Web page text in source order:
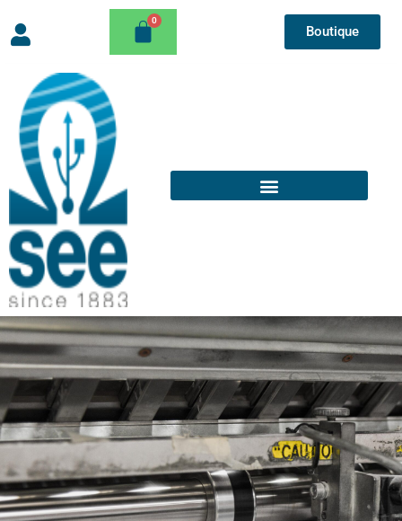
Boutique